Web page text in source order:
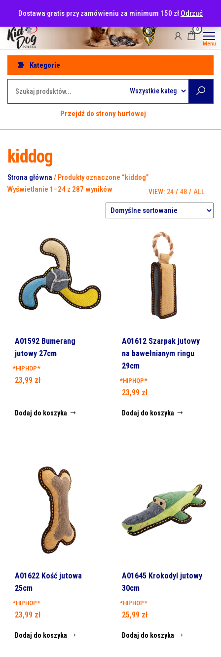
treści
Dostawa gratis przy zamówieniu za minimum 150 zł Odrzuć
0
Menu
Kategorie
Przejdź do strony hurtowej
kiddog
Strona główna / Produkty oznaczone “kiddog”
VIEW: 24 / 48 / ALL
Wyświetlanie 1–24 z 287 wyników
A01592 Bumerang
jutowy 27cm
*HIPHOP*
23,99 zł
Dodaj do koszyka
A01612 Szarpak jutowy
na bawełnianym ringu
29cm
*HIPHOP*
23,99 zł
Dodaj do koszyka
A01622 Kość jutowa
25cm
*HIPHOP*
23,99 zł
Dodaj do koszyka
A01645 Krokodyl jutowy
30cm
*HIPHOP*
25,99 zł
Dodaj do koszyka